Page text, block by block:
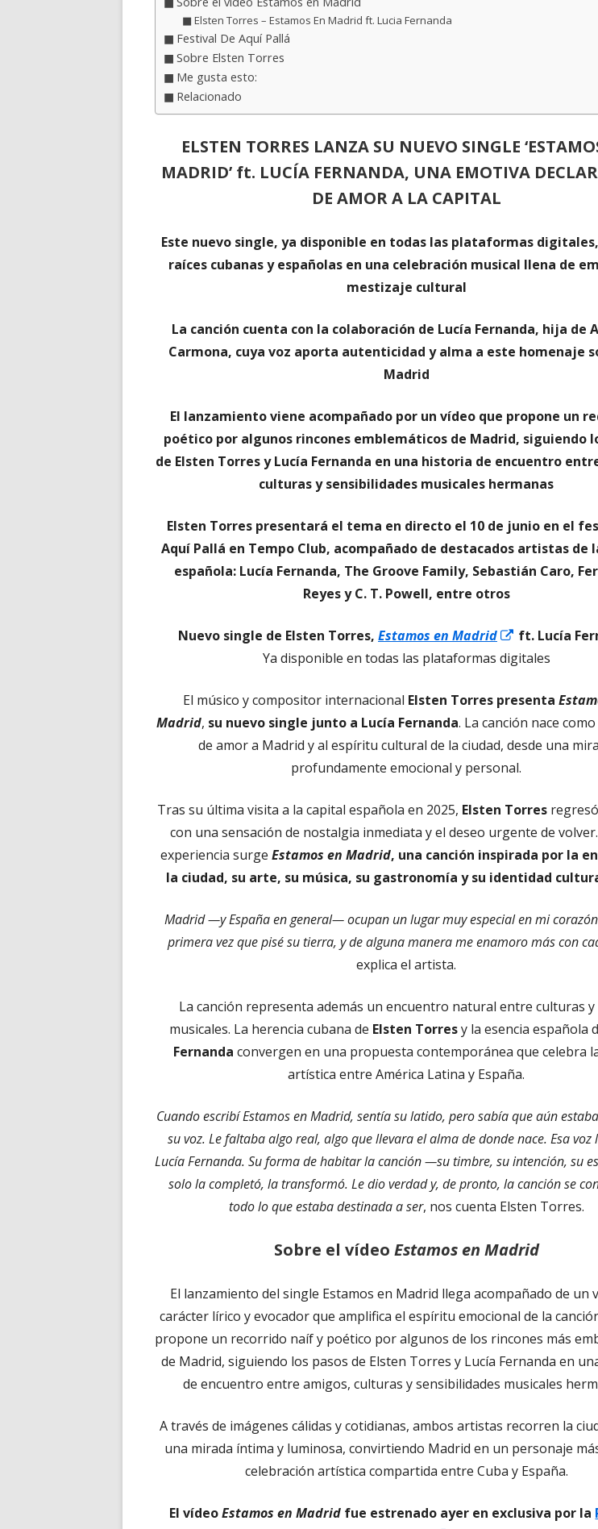
Elsten Torres – Estamos En Madrid ft. Lucia Fernanda
Festival De Aquí Pallá
Sobre Elsten Torres
Me gusta esto:
Relacionado
ELSTEN TORRES LANZA SU NUEVO SINGLE
MADRID’ ft. LUCÍA FERNANDA, UNA EMOTIVA
DE AMOR A LA CAPITAL
Este nuevo single, ya disponible en todas las plataformas
raíces cubanas y españolas en una celebración musical llena de
mestizaje cultural
La canción cuenta con la colaboración de Lucía Fernanda, hija de
Carmona, cuya voz aporta autenticidad y alma a este homenaje
Madrid
El lanzamiento viene acompañado por un vídeo que propone un
poético por algunos rincones emblemáticos de Madrid, siguiendo
de Elsten Torres y Lucía Fernanda en una historia de encuentro
culturas y sensibilidades musicales hermanas
Elsten Torres presentará el tema en directo el 10 de junio en el
Aquí Pallá en Tempo Club, acompañado de destacados artistas de
española: Lucía Fernanda, The Groove Family, Sebastián Caro,
Reyes y C. T. Powell, entre otros
Nuevo single de Elsten Torres, Estamos en Madrid
Abrir
en
ventana
nueva
ft. Lucía
Ya disponible en todas las plataformas digitales
El músico y compositor internacional Elsten Torres presenta
Madrid, su nuevo single junto a Lucía Fernanda. La canción nace
de amor a Madrid y al espíritu cultural de la ciudad, desde una
profundamente emocional y personal.
Tras su última visita a la capital española en 2025, Elsten Torres
con una sensación de nostalgia inmediata y el deseo urgente de
experiencia surgeEstamos en Madrid, una canción inspirada por la
la ciudad, su arte, su música, su gastronomía y su identidad
Madrid —y España en general— ocupan un lugar muy especial en mi
primera vez que pisé su tierra, y de alguna manera me enamoro más con
explica el artista.
La canción representa además un encuentro natural entre culturas y
musicales. La herencia cubana de Elsten Torresy la esencia española
Fernanda convergen en una propuesta contemporánea que celebra
artística entre América Latina y España.
Cuando escribí Estamos en Madrid, sentía su latido, pero sabía que aún
su voz. Le faltaba algo real, algo que llevara el alma de donde nace. Esa voz
Lucía Fernanda. Su forma de habitar la canción —su timbre, su intención, su
solo la completó, la transformó. Le dio verdad y, de pronto, la canción se
todo lo que estaba destinada a ser, nos cuenta Elsten Torres.
Sobre el vídeo Estamos en Madrid
El lanzamiento del single Estamos en Madrid llega acompañado de un
carácter lírico y evocador que amplifica el espíritu emocional de la
propone un recorrido naíf y poético por algunos de los rincones más
de Madrid, siguiendo los pasos de Elsten Torres y Lucía Fernanda en
de encuentro entre amigos, culturas y sensibilidades musicales
A través de imágenes cálidas y cotidianas, ambos artistas recorren la
una mirada íntima y luminosa, convirtiendo Madrid en un personaje
celebración artística compartida entre Cuba y España.
El vídeoEstamos en Madrid fue estrenado ayer en exclusiva por la